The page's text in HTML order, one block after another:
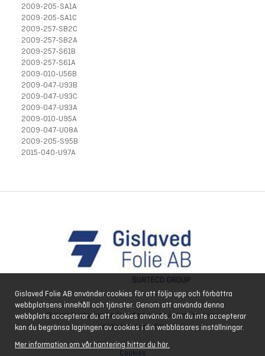
Gislaved Folie AB använder cookies för att följa upp och förbättra
webbplatsens innehåll och tjänster. Genom att använda denna
webbplats accepterar du att cookies används. Om du inte accepterar
kan du begränsa lagringen av cookies i din webbläsares inställningar.
Mer information om vår hantering hittar du här.
2009-205-SA1A
2009-205-SA1C
2009-257-SB2C
2009-257-SB2A
2009-257-S61B
2009-257-S61A
2009-010-U56B
2009-047-U93B
2009-047-U93C
2009-047-U93A
2009-010-U95A
2009-047-U08A
2009-205-S95B
2015-040-U97A
Our products can be found on every ocean, on every
continent, every day.
Cookies